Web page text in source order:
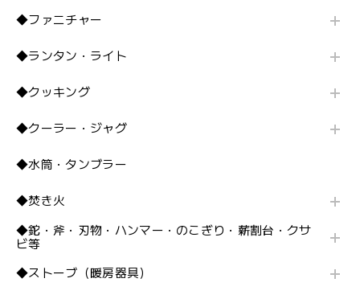
◆ファニチャー
◆ランタン・ライト
◆クッキング
◆クーラー・ジャグ
◆水筒・タンブラー
◆焚き火
◆鉈・斧・刃物・ハンマー・のこぎり・薪割台・クサ
ビ等
◆ストーブ（暖房器具）